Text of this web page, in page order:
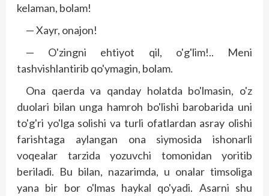
kelaman, bolam!
— Xayr, onajon!
— O'zingni ehtiyot qil, o'g'lim!.. Meni
tashvishlantirib qo'ymagin, bolam.
Ona qaerda va qanday holatda bo'lmasin, o'z
duolari bilan unga hamroh bo'lishi barobarida uni
to'g'ri yo'lga solishi va turli ofatlardan asray olishi
farishtaga aylangan ona siymosida ishonarli
voqealar tarzida yozuvchi tomonidan yoritib
beriladi. Bu bilan, nazarimda, u onalar timsoliga
yana bir bor o'lmas haykal qo'yadi. Asarni shu